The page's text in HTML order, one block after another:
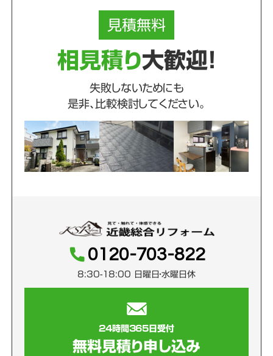
見積無料
相見積り大歓迎！
失敗しないためにも
是非、比較検討してください。
0120-703-822
8:30-18:00 日曜日・水曜日休
24時間365日受付
無料見積り申し込み